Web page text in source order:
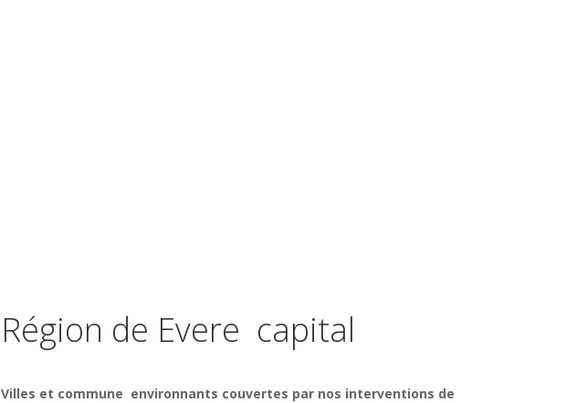
Région de Evere capital
Villes et commune environnants couvertes par nos interventions de